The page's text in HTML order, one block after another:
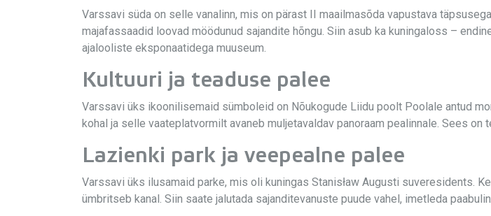
Varssavi süda on selle vanalinn, mis on pärast II maailmasõda vapustava
majafassaadid loovad möödunud sajandite hõngu. Siin asub ka kuningaloss –
ajalooliste eksponaatidega muuseum.
Kultuuri ja teaduse palee
Varssavi üks ikoonilisemaid sümboleid on Nõukogude Liidu poolt Poolale antud
kohal ja selle vaateplatvormilt avaneb muljetavaldav panoraam pealinnale. Sees on
Lazienki park ja veepealne palee
Varssavi üks ilusamaid parke, mis oli kuningas Stanisław Augusti suveresidents.
ümbritseb kanal. Siin saate jalutada sajanditevanuste puude vahel, imetleda